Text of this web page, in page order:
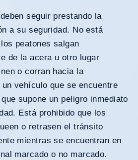
seguir prestando la
a su seguridad. No está
peatones salgan
de la acera u otro lugar
o corran hacia la
vehículo que se encuentre
supone un peligro inmediato
Está prohibido que los
o retrasen el tránsito
mientras se encuentran en
marcado o no marcado.